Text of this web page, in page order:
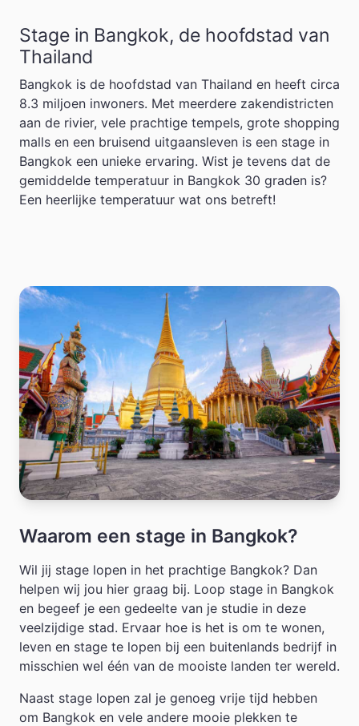
Stage in Bangkok, de hoofdstad van
Thailand
Bangkok is de hoofdstad van Thailand en heeft circa
8.3 miljoen inwoners. Met meerdere zakendistricten
aan de rivier, vele prachtige tempels, grote shopping
malls en een bruisend uitgaansleven is een stage in
Bangkok een unieke ervaring. Wist je tevens dat de
gemiddelde temperatuur in Bangkok 30 graden is?
Een heerlijke temperatuur wat ons betreft!
Waarom een stage in Bangkok?
Wil jij stage lopen in het prachtige Bangkok? Dan
helpen wij jou hier graag bij. Loop stage in Bangkok
en begeef je een gedeelte van je studie in deze
veelzijdige stad. Ervaar hoe is het is om te wonen,
leven en stage te lopen bij een buitenlands bedrijf in
misschien wel één van de mooiste landen ter wereld.
Naast stage lopen zal je genoeg vrije tijd hebben
om Bangkok en vele andere mooie plekken te